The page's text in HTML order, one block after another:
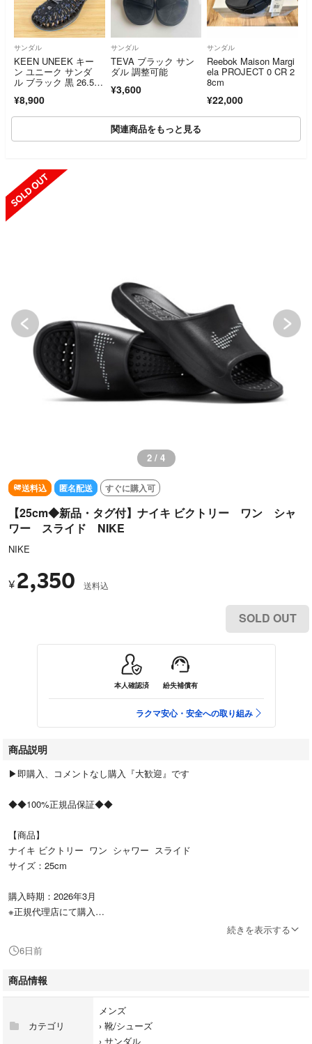
サンダル
KEEN UNEEK キー
ン ユニーク サンダ
ル ブラック 黒 26.5c
¥8,900
サンダル
TEVA ブラック サン
ダル 調整可能
¥3,600
サンダル
Reebok Maison Margi
ela PROJECT 0 CR 2
8cm
¥22,000
関連商品をもっと見る
2 / 4
送料込 匿名配送 すぐに購入可
【25cm◆新品・タグ付】ナイキ ビクトリー ワン シャ
ワー スライド NIKE
NIKE
¥ 2,350 送料込
SOLD OUT
本人確認済 紛失補償有
ラクマ安心・安全への取り組み
商品説明
▶︎即購入、コメントなし購入『大歓迎』です
◆◆100%正規品保証◆◆
【商品】
ナイキ ビクトリー ワン シャワー スライド
サイズ：25cm
購入時期：2026年3月
※正規代理店にて購入
匿名配送
送料込
#ナイキ
#ビクトリーワンシャワースライド
続きを表示する
6日前
商品情報
カテゴリ
メンズ
› 靴/シューズ
› サンダル